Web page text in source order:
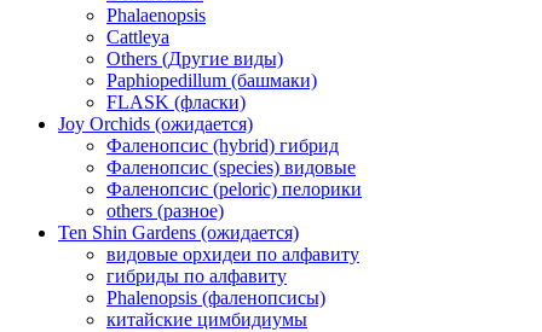
Phalaenopsis
Cattleya
Others (Другие виды)
Paphiopedillum (башмаки)
FLASK (фласки)
Joy Orchids (ожидается)
Фаленопсис (hybrid) гибрид
Фаленопсис (species) видовые
Фаленопсис (peloric) пелорики
others (разное)
Ten Shin Gardens (ожидается)
видовые орхидеи по алфавиту
гибриды по алфавиту
Phalenopsis (фаленопсисы)
китайские цимбидиумы